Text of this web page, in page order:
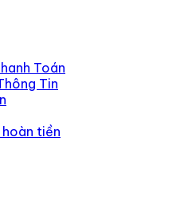
Toán
Tin
tiền